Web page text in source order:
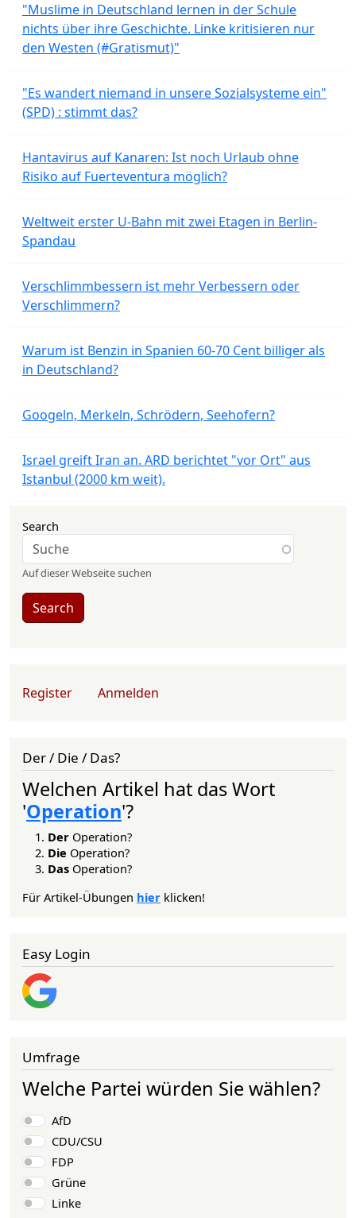
"Muslime in Deutschland lernen in der Schule
nichts über ihre Geschichte. Linke kritisieren nur
den Westen (#Gratismut)"
"Es wandert niemand in unsere Sozialsysteme ein"
(SPD) : stimmt das?
Hantavirus auf Kanaren: Ist noch Urlaub ohne
Risiko auf Fuerteventura möglich?
Weltweit erster U-Bahn mit zwei Etagen in Berlin-
Spandau
Verschlimmbessern ist mehr Verbessern oder
Verschlimmern?
Warum ist Benzin in Spanien 60-70 Cent billiger als
in Deutschland?
Googeln, Merkeln, Schrödern, Seehofern?
Israel greift Iran an. ARD berichtet "vor Ort" aus
Istanbul (2000 km weit).
Search
Auf dieser Webseite suchen
Search
User account menu
Register Anmelden
Der / Die / Das?
Welchen Artikel hat das Wort
'Operation'?
Der Operation?
Die Operation?
Das Operation?
Für Artikel-Übungen hier klicken!
Easy Login
Umfrage
Welche Partei würden Sie wählen?
Auswahlmöglichkeiten
AfD
CDU/CSU
FDP
Grüne
Linke